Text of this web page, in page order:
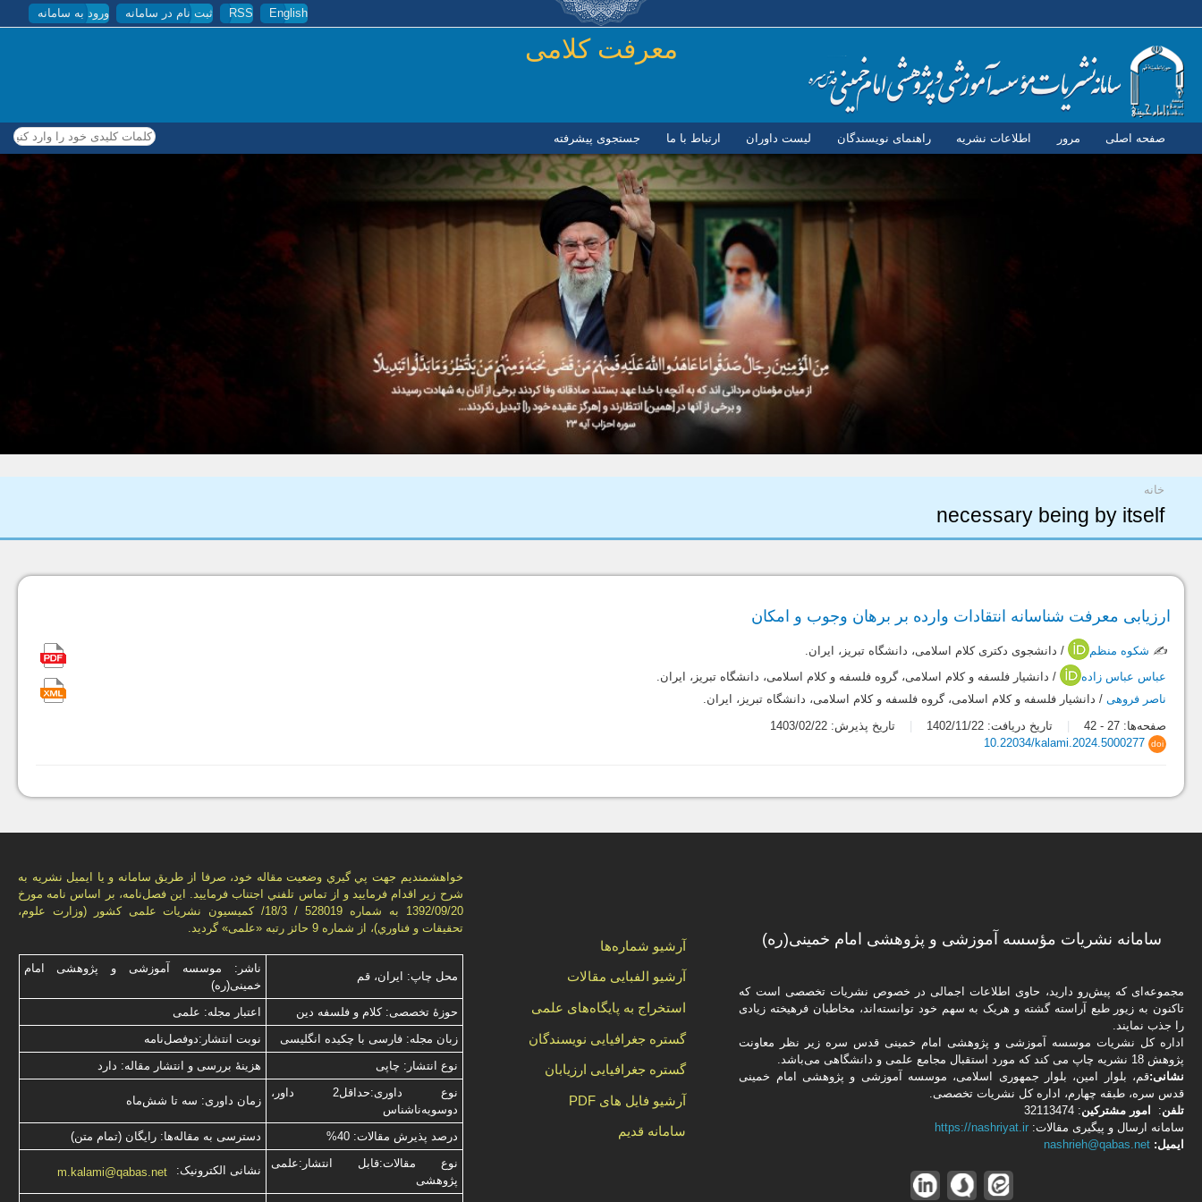
رفتن به محتوای اصلی English
RSS ثبت نام در سامانه ورود به سامانه
معرفت کلامی
صفحه اصلی مرور اطلاعات نشریه راهنمای نویسندگان لیست داوران ارتباط با ما جستجوی پیشرفته کلمات کلیدی خود را وارد کنید
شما اینجا هستید
خانه
necessary being by itself
ارزیابی معرفت شناسانه انتقادات وارده بر برهان وجوب و امکان
✍️ شکوه منظم
/ دانشجوی دکتری کلام اسلامی، دانشگاه تبریز، ایران.
عباس عباس زاده
/ دانشیار فلسفه و کلام اسلامی، گروه فلسفه و کلام اسلامی، دانشگاه تبریز، ایران.
ناصر فروهی / دانشیار فلسفه و کلام اسلامی، گروه فلسفه و کلام اسلامی، دانشگاه تبریز، ایران.
صفحه‌ها: 27
- تاریخ دریافت: 1402/11/22 تاریخ پذیرش: 1403/02/22
doi
10.22034/kalami.2024.5000277
خواهشمنديم جهت پي گيري وضعيت مقاله خود، صرفا از طريق سامانه و يا ايميل نشريه به
شرح زير اقدام فرماييد و از تماس تلفني اجتناب فرماييد. اين فصل‌نامه، بر اساس نامه مورخ
1392/09/20 به شماره 528019 / 18/3/ كميسيون نشريات علمی كشور (وزارت علوم،
تحقيقات و فناوري)، از شماره 9 حائز رتبه «علمی» گرديد.
محل چاپ: ایران، قم
ناشر: موسسه آموزشی و پژوهشی امام
خمینی(ره)
حوزۀ تخصصی: کلام و فلسفه دین
اعتبار مجله: علمی
زبان مجله: فارسی با چكیده انگلیسی
نوبت انتشار:دوفصل‌نامه
نوع انتشار: چاپی
هزینۀ بررسی و انتشار مقاله: دارد
نوع داوری:حداقل2 داور،
دوسویه‌ناشناس
زمان داوری: سه تا شش‌ماه
درصد پذیرش مقالات: 40%
دسترسی به مقاله‌ها: رایگان (تمام متن)
نوع مقالات:قابل انتشار:علمی
پژوهشی
نشانی الکترونیک: m.kalami@qabas.net
آرشیو شماره‌ها
آرشیو الفبایی مقالات
استخراج به پایگاه‌های علمی
گستره جغرافیایی نویسندگان
گستره جغرافیایی ارزیابان
آرشیو فایل های PDF
سامانه قدیم
سامانه نشریات مؤسسه آموزشی و پژوهشی امام خمینی(ره)
مجموعه‌ای که پیش‌رو دارید،‌ حاوی اطلاعات اجمالی در خصوص نشریات تخصصی است که
تاکنون به زیور طبع آراسته گشته و هریک به سهم خود توانسته‌اند، مخاطبان فرهیخته‌ زیادی
را جذب نمایند.
اداره كل نشریات موسسه آموزشی و پژوهشی امام خمینی قدس سره زیر نظر معاونت
پژوهش 18 نشریه چاپ می کند که مورد استقبال مجامع علمی و دانشگاهی می‌باشد.
نشانی:قم، بلوار امین، بلوار جمهوری اسلامی، موسسه آموزشی و پژوهشی امام خمینی
قدس سره، طبقه چهارم، اداره كل نشریات تخصصی.
تلفن: امور مشتركین: 32113474
سامانه ارسال و پیگیری مقالات:https://nashriyat.ir
ایمیل:nashrieh@qabas.net